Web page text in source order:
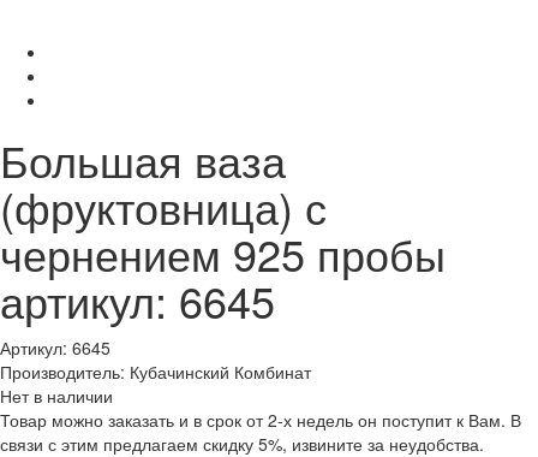
Большая ваза
(фруктовница) с
чернением 925 пробы
артикул: 6645
Артикул: 6645
Производитель: Кубачинский Комбинат
Нет в наличии
Товар можно заказать и в срок от 2-х недель он поступит к Вам. В
связи с этим предлагаем скидку 5%, извините за неудобства.